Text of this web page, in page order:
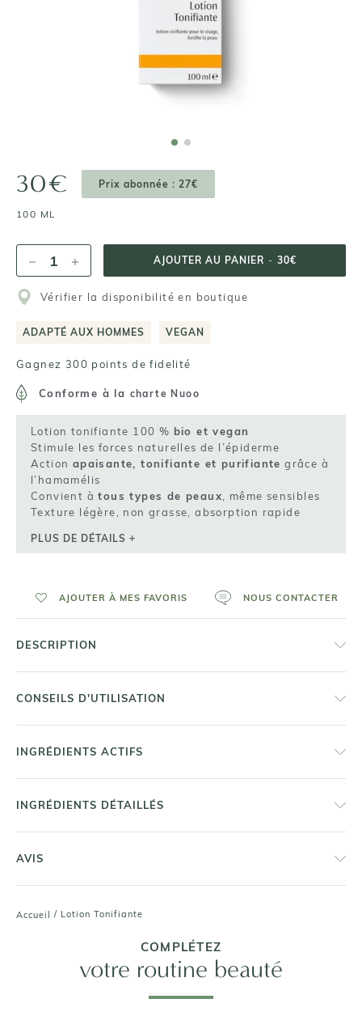
Accueil / Lotion Tonifiante
30€ Prix abonnée : 27€
100 ML
AJOUTER AU PANIER - 30€
Vérifier la disponibilité en boutique
ADAPTÉ AUX HOMMES VEGAN
Gagnez 300 points de fidelité
Conforme à la charte Nuoo
Lotion tonifiante 100 % bio et vegan
Stimule les forces naturelles de l’épiderme
Action apaisante, tonifiante et purifiante grâce à
l’hamamélis
Convient àtous types de peaux , même sensibles
Texture légère, non grasse, absorption rapide
PLUS DE DÉTAILS +
AJOUTER À MES FAVORIS NOUS CONTACTER
DESCRIPTION
CONSEILS D'UTILISATION
INGRÉDIENTS ACTIFS
INGRÉDIENTS DÉTAILLÉS
AVIS
COMPLÉTEZ
votre routine beauté